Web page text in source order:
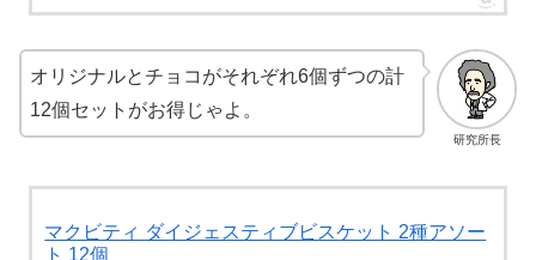
研究所長
オリジナルとチョコがそれぞれ6個ずつの計
12個セットがお得じゃよ。
マクビティ ダイジェスティブビスケット 2種アソー
ト 12個